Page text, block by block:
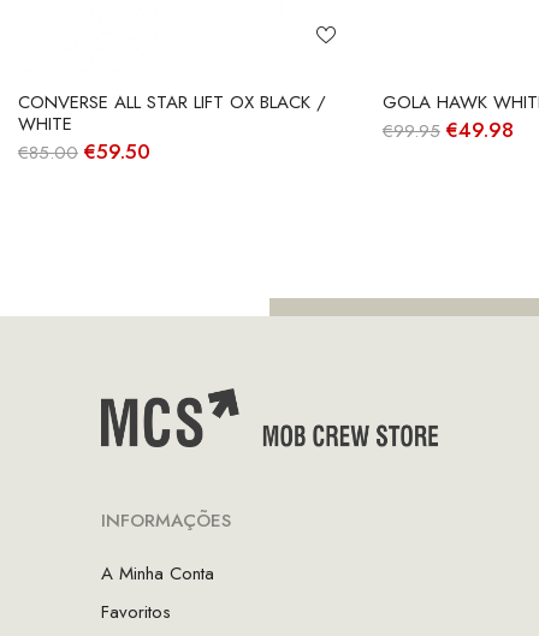
CONVERSE ALL STAR LIFT OX BLACK /
WHITE
€85.00 O
€59.50
GOLA HAWK
€99.95 O
€49.98
INFORMAÇÕES
A Minha Conta
Favoritos